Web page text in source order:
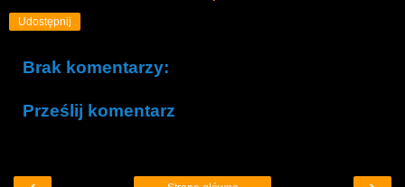
Udostępnij
Brak komentarzy:
Prześlij komentarz